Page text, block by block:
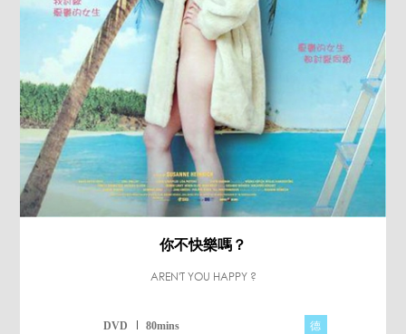
你不快樂嗎？
AREN'T YOU HAPPY ?
DVD 80mins 德